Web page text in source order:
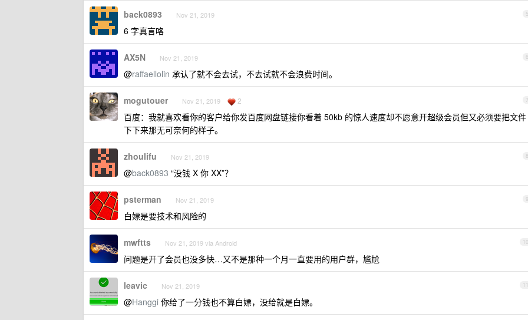
5
back0893 Nov 21, 2019
6 字真言咯
6
AX5N Nov 21, 2019
@raffaellolin 承认了就不会去试，不去试就不会浪费时间。
7
mogutouer Nov 21, 2019 2
百度：我就喜欢看你的客户给你发百度网盘链接你看着 50kb 的惊人速度却不愿意开超级会员但又必须要把文件
下下来那无可奈何的样子。
8
zhoulifu Nov 21, 2019
@back0893 “没钱 X 你 XX”？
9
psterman Nov 21, 2019
白嫖是要技术和风险的
10
mwftts Nov 21, 2019 via Android
问题是开了会员也没多快…又不是那种一个月一直要用的用户群，尴尬
11
leavic Nov 21, 2019
@Hanggi 你给了一分钱也不算白嫖，没给就是白嫖。